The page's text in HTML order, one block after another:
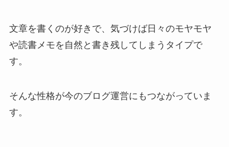
文章を書くのが好きで、気づけば日々のモヤモヤ
や読書メモを自然と書き残してしまうタイプで
す。
そんな性格が今のブログ運営にもつながっていま
す。